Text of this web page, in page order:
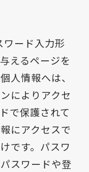
ード入力形
えるページを
人情報へは、
によりアクセ
で保護されて
にアクセスで
です。パスワ
スワードや登